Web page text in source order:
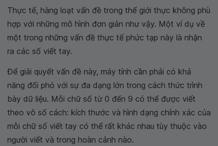
Thực tế, hàng loạt vấn đề trong thế giới thực không phù
hợp với những mô hình đơn giản như vậy. Một ví dụ về
một trong những vấn đề thực tế phức tạp này là nhận
ra các số viết tay.
Để giải quyết vấn đề này, máy tính cần phải có khả
năng đối phó với sự đa dạng lớn trong cách thức trình
bày dữ liệu. Mỗi chữ số từ 0 đến 9 có thể được viết
theo vô số cách: kích thước và hình dạng chính xác của
mỗi chữ số viết tay có thể rất khác nhau tùy thuộc vào
người viết và trong hoàn cảnh nào.